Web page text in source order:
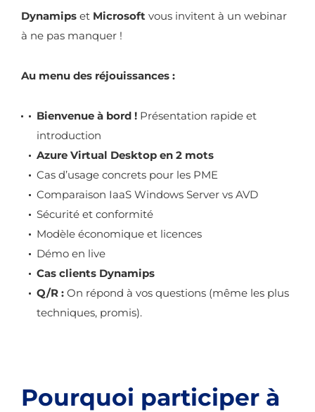
Dynamips et Microsoft vous invitent à un webinar
à ne pas manquer !
Au menu des réjouissances :
Bienvenue à bord ! Présentation rapide et
introduction
Azure Virtual Desktop en 2 mots
Cas d’usage concrets pour les PME
Comparaison IaaS Windows Server vs AVD
Sécurité et conformité
Modèle économique et licences
Démo en live
Cas clients Dynamips
Q/R : On répond à vos questions (même les plus
techniques, promis).
Pourquoi participer à